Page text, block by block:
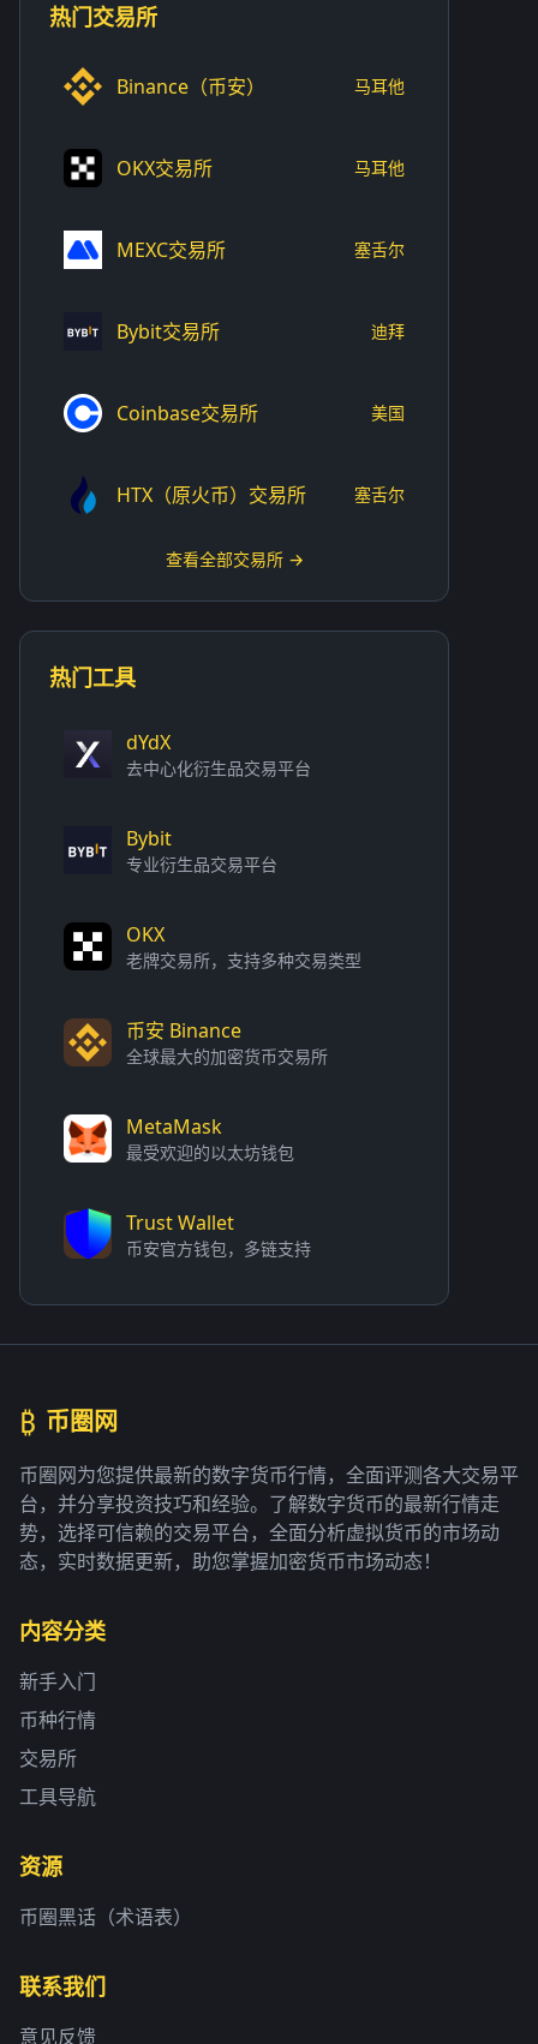
热门交易所
Binance（币安） 马耳他
OKX交易所 马耳他
MEXC交易所 塞舌尔
Bybit交易所 迪拜
Coinbase交易所 美国
HTX（原火币）交易所 塞舌尔
查看全部交易所 →
热门工具
dYdX
去中心化衍生品交易平台
Bybit
专业衍生品交易平台
OKX
老牌交易所，支持多种交易类型
币安 Binance
全球最大的加密货币交易所
MetaMask
最受欢迎的以太坊钱包
Trust Wallet
币安官方钱包，多链支持
₿ 币圈网
币圈网为您提供最新的数字货币行情，全面评测各大交易平
台，并分享投资技巧和经验。了解数字货币的最新行情走
势，选择可信赖的交易平台，全面分析虚拟货币的市场动
态，实时数据更新，助您掌握加密货币市场动态！
内容分类
新手入门
币种行情
交易所
工具导航
资源
币圈黑话（术语表）
联系我们
意见反馈